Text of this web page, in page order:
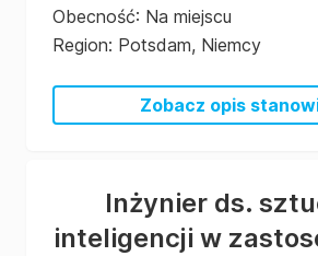
Obecność: Na miejscu
Region: Potsdam, Niemcy
Zobacz opis
Inżynier ds.
inteligencji w